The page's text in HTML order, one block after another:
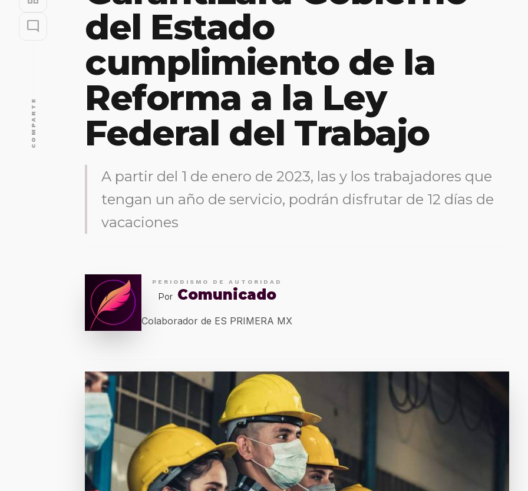
mode_comment
COMPARTE
del Estado
cumplimiento de la
Reforma a la Ley
Federal del Trabajo
A partir del 1 de enero de 2023, las y los trabajadores que
tengan un año de servicio, podrán disfrutar de 12 días de
vacaciones
PERIODISMO DE AUTORIDAD
Por Comunicado
Colaborador de ES PRIMERA MX